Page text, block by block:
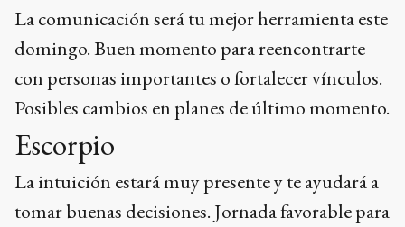
La comunicación será tu mejor herramienta este
domingo. Buen momento para reencontrarte
con personas importantes o fortalecer vínculos.
Posibles cambios en planes de último momento.
Escorpio
La intuición estará muy presente y te ayudará a
tomar buenas decisiones. Jornada favorable para